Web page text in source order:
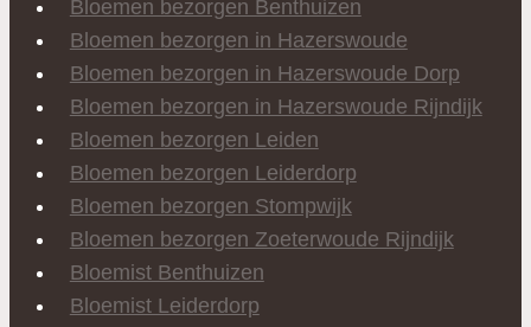
Bloemen bezorgen Benthuizen
Bloemen bezorgen in Hazerswoude
Bloemen bezorgen in Hazerswoude Dorp
Bloemen bezorgen in Hazerswoude Rijndijk
Bloemen bezorgen Leiden
Bloemen bezorgen Leiderdorp
Bloemen bezorgen Stompwijk
Bloemen bezorgen Zoeterwoude Rijndijk
Bloemist Benthuizen
Bloemist Leiderdorp